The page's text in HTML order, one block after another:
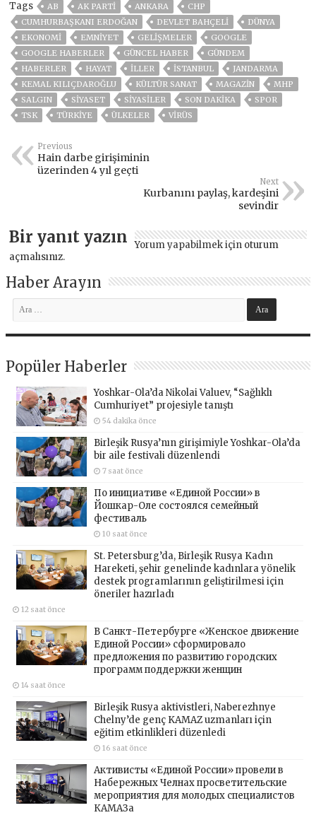
Tags AB AK PARTİ ANKARA
CHP
CUMHURBAŞKANI ERDOĞAN
DEVLET BAHÇELİ
DÜNYA
EKONOMİ
EMNİYET GELIŞMELER
GOOGLE
GOOGLE HABERLER
GÜNCEL HABER
GÜNDEM
HABERLER
HAYAT İLLER ISTANBUL
JANDARMA
KEMAL KILIÇDAROĞLU
KÜLTÜR SANAT MAGAZİN
MHP
SALGIN
SİYASET SİYASİLER SON DAKIKA
SPOR
TSK
TÜRKİYE ÜLKELER VIRÜS
Previous
Hain darbe girişiminin
üzerinden 4 yıl geçti
Next
Kurbanını paylaş, kardeşini
sevindir
Bir yanıt yazın Yorum yapabilmek için oturum
açmalısınız.
Haber Arayın
Popüler Haberler
Yoshkar-Ola’da Nikolai Valuev, “Sağlıklı
Cumhuriyet” projesiyle tanıştı
54 dakika önce
Birleşik Rusya’nın girişimiyle Yoshkar-Ola’da
bir aile festivali düzenlendi
7 saat önce
По инициативе «Единой России» в
Йошкар-Оле состоялся семейный
фестиваль
10 saat önce
St. Petersburg’da, Birleşik Rusya Kadın
Hareketi, şehir genelinde kadınlara yönelik
destek programlarının geliştirilmesi için
öneriler hazırladı
12 saat önce
В Санкт-Петербурге «Женское движение
Единой России» сформировало
предложения по развитию городских
программ поддержки женщин
14 saat önce
Birleşik Rusya aktivistleri, Naberezhnye
Chelny’de genç KAMAZ uzmanları için
eğitim etkinlikleri düzenledi
16 saat önce
Активисты «Единой России» провели в
Набережных Челнах просветительские
мероприятия для молодых специалистов
КАМАЗа